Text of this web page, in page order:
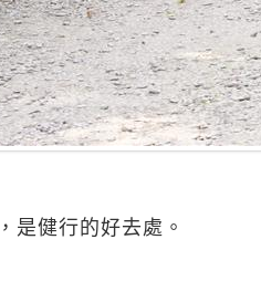
是健行的好去處。